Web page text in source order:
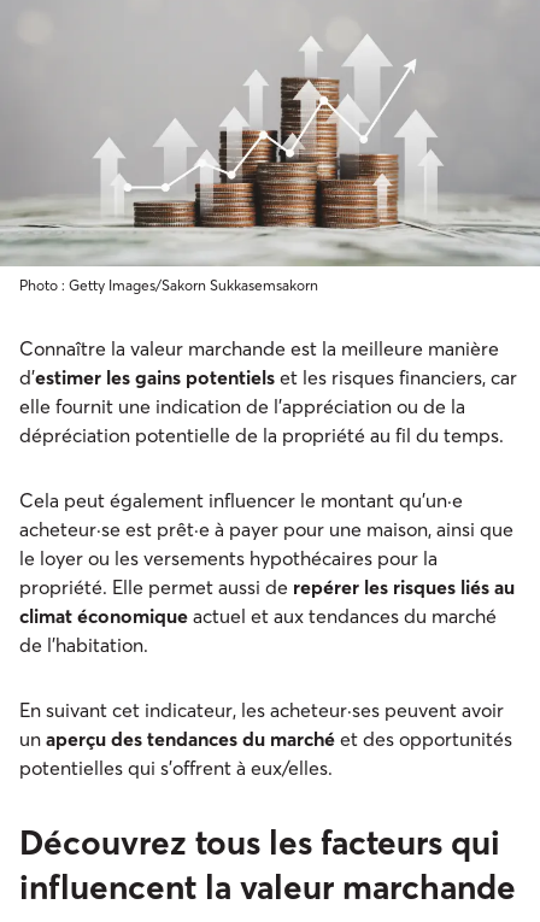
Photo : Getty Images/Sakorn Sukkasemsakorn
Connaître la valeur marchande est la meilleure manière
d’estimer les gains potentiels et les risques financiers, car
elle fournit une indication de l'appréciation ou de la
dépréciation potentielle de la propriété au fil du temps.
Cela peut également influencer le montant qu'un·e
acheteur·se est prêt·e à payer pour une maison, ainsi que
le loyer ou les versements hypothécaires pour la
propriété. Elle permet aussi de repérer les risques liés au
climat économique actuel et aux tendances du marché
de l'habitation.
En suivant cet indicateur, les acheteur·ses peuvent avoir
un aperçu des tendances du marché et des opportunités
potentielles qui s’offrent à eux/elles.
Découvrez tous les facteurs qui
influencent la valeur marchande